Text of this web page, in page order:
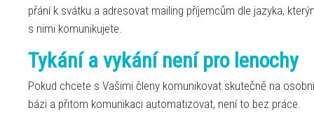
přání k svátku a adresovat mailing příjemcům dle jazyka,
s nimi komunikujete.
Tykání a vykání není pro lenochy
Pokud chcete s Vašimi členy komunikovat skutečně na osobní
bázi a přitom komunikaci automatizovat, není to bez práce.